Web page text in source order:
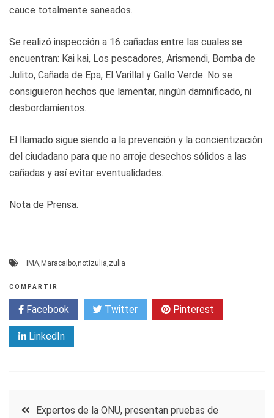
cauce totalmente saneados.
Se realizó inspección a 16 cañadas entre las cuales se
encuentran: Kai kai, Los pescadores, Arismendi, Bomba de
Julito, Cañada de Epa, El Varillal y Gallo Verde. No se
consiguieron hechos que lamentar, ningún damnificado, ni
desbordamientos.
El llamado sigue siendo a la prevención y la concientización
del ciudadano para que no arroje desechos sólidos a las
cañadas y así evitar eventualidades.
Nota de Prensa.
IMA,Maracaibo,notizulia,zulia
COMPARTIR
Facebook Twitter Pinterest
LinkedIn
Navegación
Expertos de la ONU, presentan pruebas de